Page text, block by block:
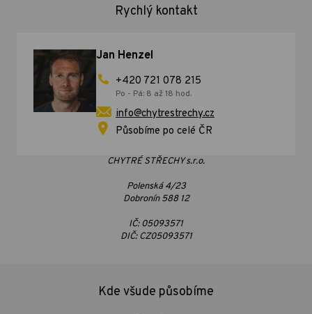
Rychlý kontakt
Jan Henzel
+420 721 078 215
Po - Pá: 8 až 18 hod.
info@chytrestrechy.cz
Působíme po celé ČR
CHYTRÉ STŘECHY s.r.o.
Polenská 4/23
Dobronín 588 12
IČ: 05093571
DIČ: CZ05093571
Kde všude působíme